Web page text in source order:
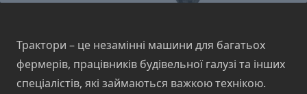
Трактори – це незамінні машини для багатьох
фермерів, працівників будівельної галузі та інших
спеціалістів, які займаються важкою технікою.